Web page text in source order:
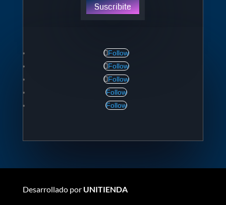
Suscribite
Follow
Follow
Follow
Follow
Follow
Desarrollado por UNITIENDA